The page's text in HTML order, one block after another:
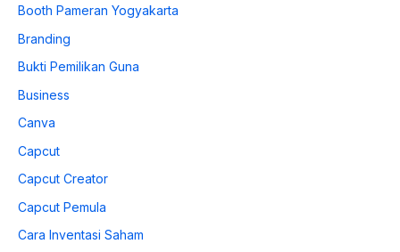
Booth Pameran Yogyakarta
Branding
Bukti Pemilikan Guna
Business
Canva
Capcut
Capcut Creator
Capcut Pemula
Cara Inventasi Saham